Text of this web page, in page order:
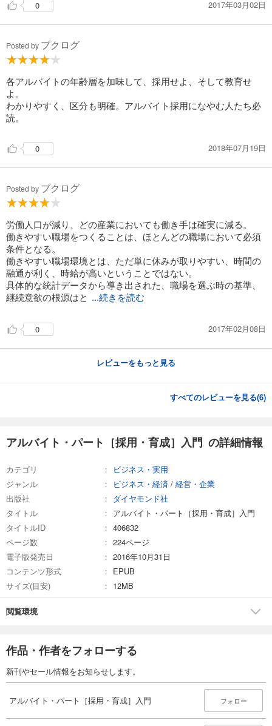
0 2017年03月02日
Posted by ブクログ
各アルバイトの年齢層を加味して、採用せよ、そして教育せ
よ。
わかりやすく、区分も明確。アルバイト採用になやむ人たち必
読。
0 2018年07月19日
Posted by ブクログ
労働人口が減り、どの産業においても働き手は確実に減る。
働きやすい職場をつくることは、ほとんどの職場において必須
条件となる。
働きやすい職場環境とは、ただ単に休みが取りやすい、時間の
融通が利く、時給が高いということではない。
具体的な統計データから導き出された、職場を選ぶ時の基準、
継続意欲の根源はと
...続きを読む
0 2017年02月08日
レビューをもっと見る
すべてのレビューを見る(6)
アルバイト・パート［採用・育成］入門 の詳細情報
カテゴリ
ビジネス・実用
ジャンル
ビジネス・経済 / 経営・企業
出版社
ダイヤモンド社
タイトル
アルバイト・パート［採用・育成］入門
タイトルID
406832
ページ数
224ページ
電子版発売日
2016年10月31日
コンテンツ形式
EPUB
サイズ(目安)
12MB
閲覧環境
作品・作者をフォローする
新刊やセール情報をお知らせします。
アルバイト・パート［採用・育成］入門 フォロー